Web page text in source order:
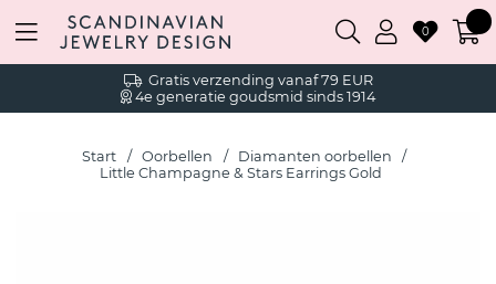
Gratis verzending vanaf 79 EUR
4e generatie goudsmid sinds 1914
0
Start Oorbellen
Diamanten oorbellen
Little Champagne & Stars Earrings Gold